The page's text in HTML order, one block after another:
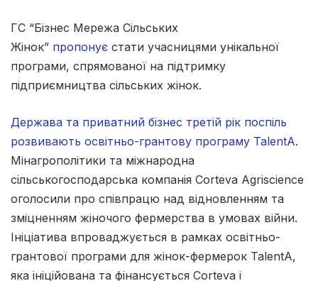
ГС “Бізнес Мережа Сільських
Жінок” пропонує стати учасницями унікальної
програми, спрямованої на підтримку
підприємництва сільських жінок.
Держава та приватний бізнес третій рік поспіль
розвивають освітньо-грантову програму TalentA.
Мінагрополітики та міжнародна
сільськогосподарська компанія Corteva Agriscience
оголосили про співпрацю над відновленням та
зміцненням жіночого фермерства в умовах війни.
Ініціатива впроваджується в рамках освітньо-
грантової програми для жінок-фермерок TalentA,
яка ініційована та фінансується Corteva і